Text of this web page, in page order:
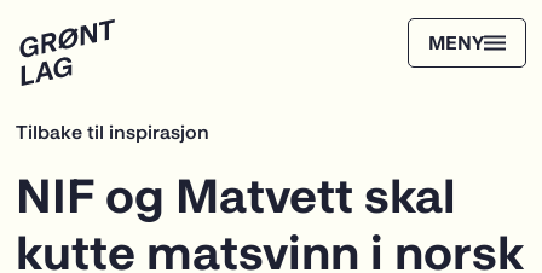
Tilbake til inspirasjon